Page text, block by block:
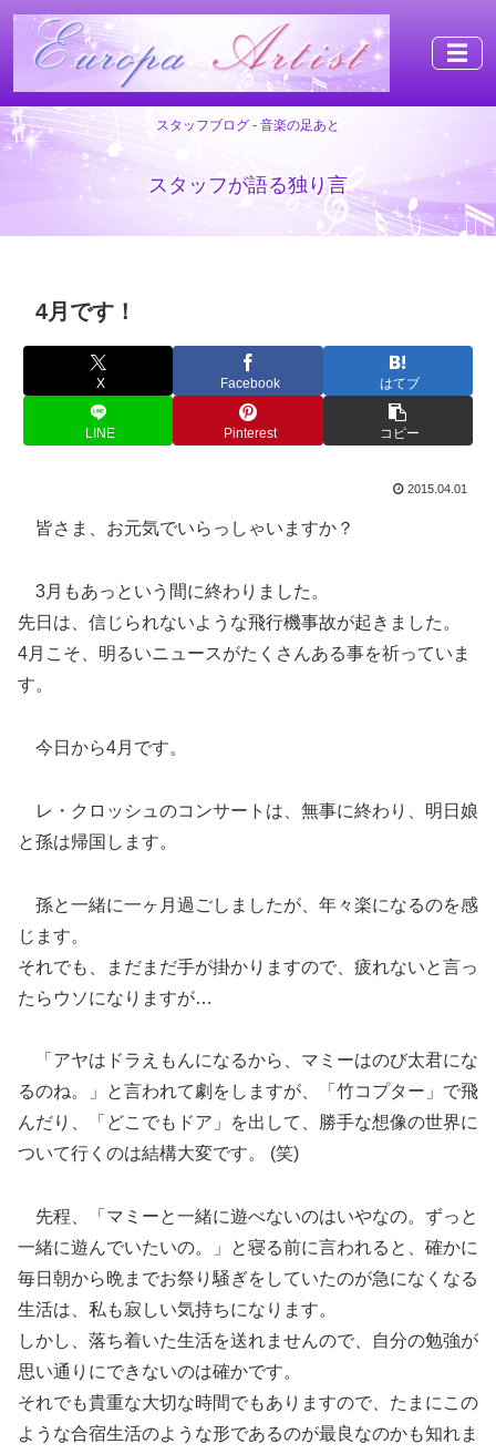
☰
スタッフブログ - 音楽の足あと
スタッフが語る独り言
4月です！
X Facebook はてブ
LINE Pinterest コピー
2015.04.01
皆さま、お元気でいらっしゃいますか？
3月もあっという間に終わりました。
先日は、信じられないような飛行機事故が起きました。
4月こそ、明るいニュースがたくさんある事を祈っていま
す。
今日から4月です。
レ・クロッシュのコンサートは、無事に終わり、明日娘
と孫は帰国します。
孫と一緒に一ヶ月過ごしましたが、年々楽になるのを感
じます。
それでも、まだまだ手が掛かりますので、疲れないと言っ
たらウソになりますが…
「アヤはドラえもんになるから、マミーはのび太君にな
るのね。」と言われて劇をしますが、「竹コプター」で飛
んだり、「どこでもドア」を出して、勝手な想像の世界に
ついて行くのは結構大変です。 (笑)
先程、「マミーと一緒に遊べないのはいやなの。ずっと
一緒に遊んでいたいの。」と寝る前に言われると、確かに
毎日朝から晩までお祭り騒ぎをしていたのが急になくなる
生活は、私も寂しい気持ちになります。
しかし、落ち着いた生活を送れませんので、自分の勉強が
思い通りにできないのは確かです。
それでも貴重な大切な時間でもありますので、たまにこの
ような合宿生活のような形であるのが最良なのかも知れま